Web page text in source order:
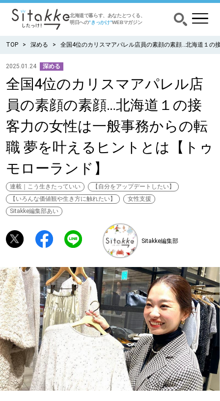
北海道で暮らす、あなたとつくる、
明日への”きっかけ”WEBマガジン
CATEGORY カテゴリー
食べる
出かける
暮らす
みがく
育む
深める
ゆるむ
SitakkeTV
LOCAL ローカルエリア
all
札幌
TOP 深める 全国4位のカリスマアパレル店員の素顔の素顔…北海道１の
2025.01.24 深める
全国4位のカリスマアパレル店
員の素顔の素顔…北海道１の接
客力の女性は一般事務からの転
職 夢を叶えるヒントとは【トゥ
モローランド】
連載｜こう生きたっていい
【自分をアップデートしたい】
【いろんな価値観や生き方に触れたい】
女性支援
Sitakke編集部あい
Sitakke編集部